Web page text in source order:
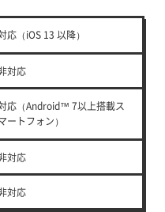
応（iOS 13 以降）
対応
応（Android™ 7以上搭載ス
ートフォン）
対応
対応